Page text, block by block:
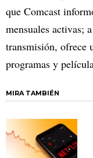
que Comcast
mensuales activas;
transmisión, ofrece
programas y
MIRA TAMBIÉN